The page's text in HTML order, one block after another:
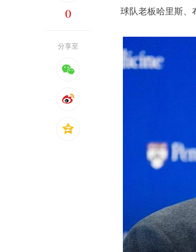
0
分享至
球队老板哈里斯、